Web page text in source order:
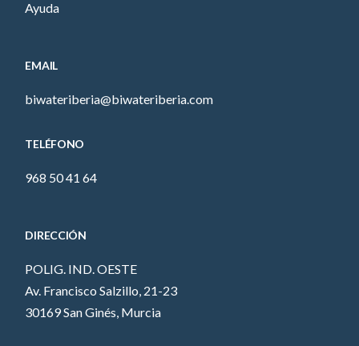
Ayuda
EMAIL
biwateriberia@biwateriberia.com
TELÉFONO
968 50 41 64
DIRECCIÓN
POLIG. IND. OESTE
Av. Francisco Salzillo, 21-23
30169 San Ginés, Murcia